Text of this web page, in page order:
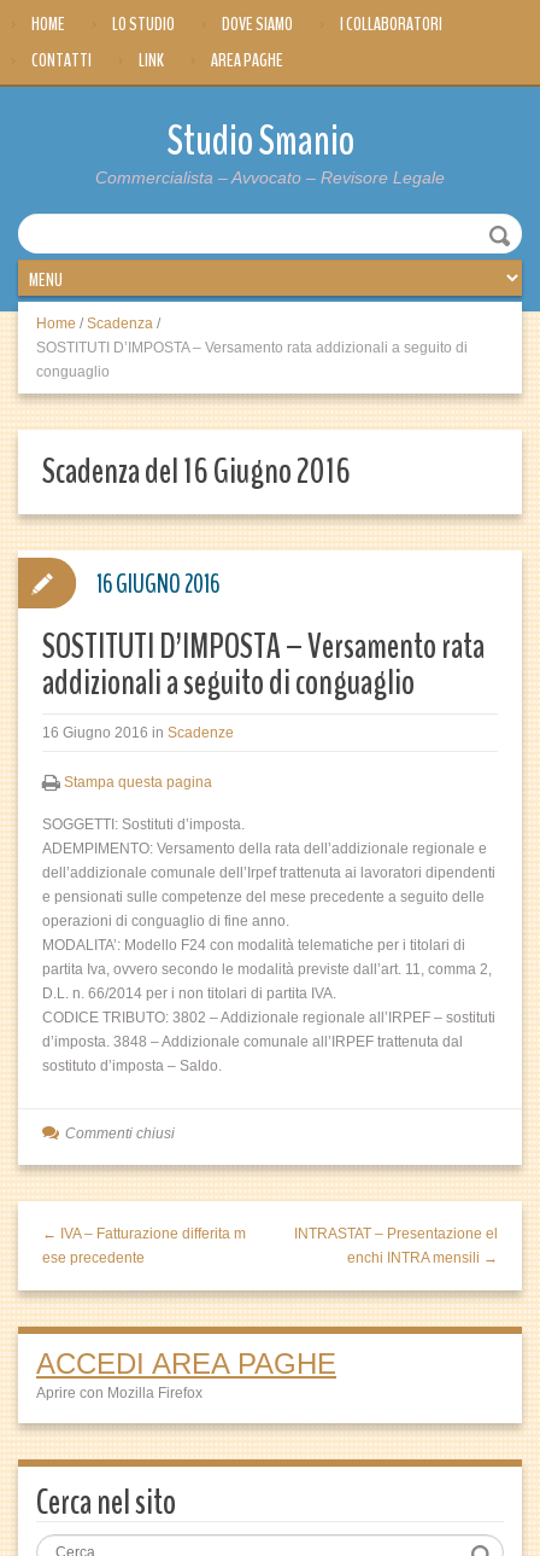
HOME LO STUDIO DOVE SIAMO
I COLLABORATORI
CONTATTI
LINK AREA PAGHE
Studio Smanio
Commercialista – Avvocato – Revisore Legale
Home / Scadenza /
SOSTITUTI D’IMPOSTA – Versamento rata addizionali a seguito di
conguaglio
Scadenza del 16 Giugno 2016
SOSTITUTI D’IMPOSTA – Versamento rata
addizionali a seguito di conguaglio
16 Giugno 2016 in Scadenze
Stampa questa pagina
SOGGETTI: Sostituti d’imposta.
ADEMPIMENTO: Versamento della rata dell’addizionale regionale e
dell’addizionale comunale dell’Irpef trattenuta ai lavoratori dipendenti
e pensionati sulle competenze del mese precedente a seguito delle
operazioni di conguaglio di fine anno.
MODALITA’: Modello F24 con modalità telematiche per i titolari di
partita Iva, ovvero secondo le modalità previste dall’art. 11, comma 2,
D.L. n. 66/2014 per i non titolari di partita IVA.
CODICE TRIBUTO: 3802 – Addizionale regionale all’IRPEF – sostituti
d’imposta. 3848 – Addizionale comunale all’IRPEF trattenuta dal
sostituto d’imposta – Saldo.
16 GIUGNO 2016
Commenti chiusi
← IVA – Fatturazione differita m
ese precedente
INTRASTAT – Presentazione el
enchi INTRA mensili →
ACCEDI AREA PAGHE
Aprire con Mozilla Firefox
Cerca nel sito